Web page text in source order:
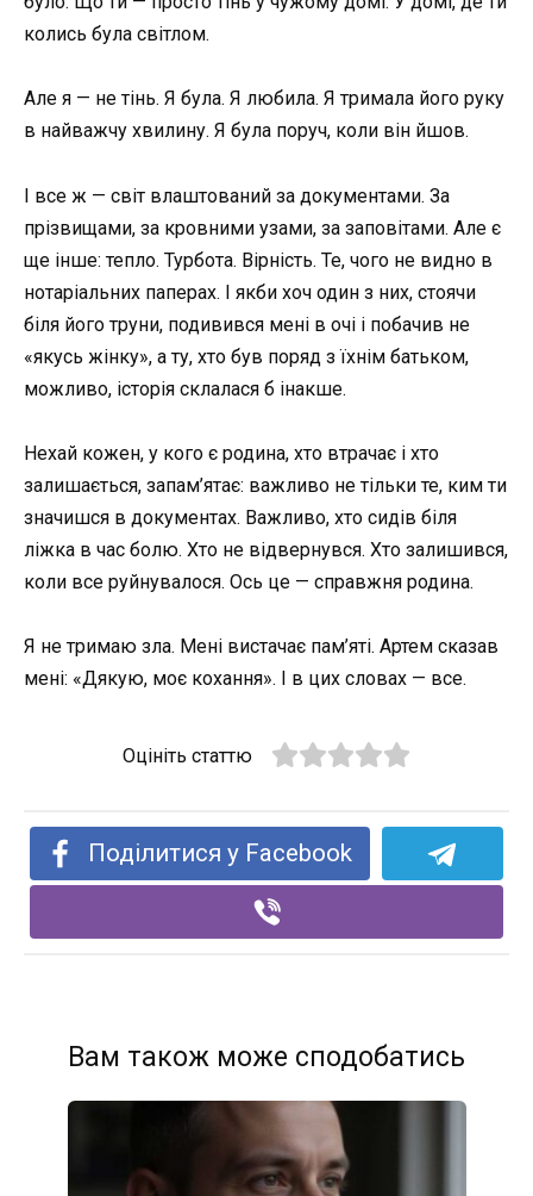
колись була світлом.
Але я — не тінь. Я була. Я любила. Я тримала його руку
в найважчу хвилину. Я була поруч, коли він йшов.
І все ж — світ влаштований за документами. За
прізвищами, за кровними узами, за заповітами. Але є
ще інше: тепло. Турбота. Вірність. Те, чого не видно в
нотаріальних паперах. І якби хоч один з них, стоячи
біля його труни, подивився мені в очі і побачив не
«якусь жінку», а ту, хто був поряд з їхнім батьком,
можливо, історія склалася б інакше.
Нехай кожен, у кого є родина, хто втрачає і хто
залишається, запам’ятає: важливо не тільки те, ким ти
значишся в документах. Важливо, хто сидів біля
ліжка в час болю. Хто не відвернувся. Хто залишився,
коли все руйнувалося. Ось це — справжня родина.
Я не тримаю зла. Мені вистачає пам’яті. Артем сказав
мені: «Дякую, моє кохання». І в цих словах — все.
Оцініть статтю
Поділитися у Facebook
Вам також може сподобатись